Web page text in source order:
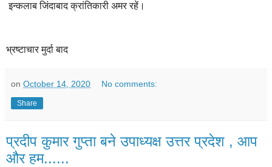
इन्कलाब जिंदाबाद क्रांतिकारी अमर रहें।
भ्रष्टाचार मुर्दा बाद
on October 14, 2020 No comments:
Share
प्रदीप कुमार गुप्ता बने उपाध्यक्ष उत्तर प्रदेश , आप
और हम......